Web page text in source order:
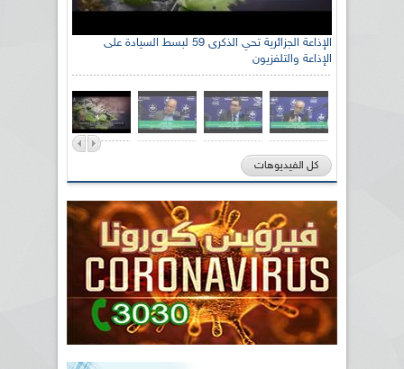
الإذاعة الجزائرية تحي الذكرى 59 لبسط السيادة على
الإذاعة والتلفزيون
كل الفيديوهات